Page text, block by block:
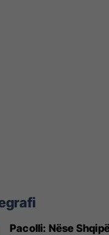
Pacolli: Nëse